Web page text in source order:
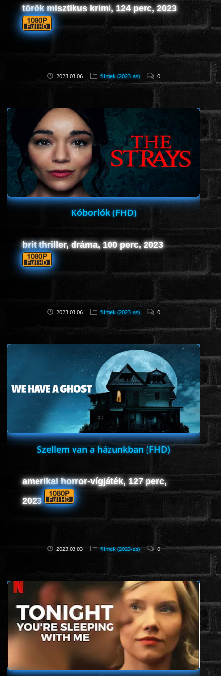
FANTASY
DRÁMA
ROMANTIKUS
HÁBORÚS
KATASZTRÓFA
CSALÁDI
WESTERN
DOKUMENTUMFILMEK
ÉLŐ ADÁSOK (LIVE)
SOROZAT
KARÁCSONYI FILMEK
PC-GAME
www.onlinefilmvilag2.eu,Copyright © 2017-2026 Az oldal nem tárol
semmilyen jogsértő tartalmat. Minden adat külső forrásból származik |
Frissítve: 2026.07.27| Fel ↑
török misztikus krimi, 124 perc, 2023
2023.03.06 filmek (2023-as) 0
Kóborlók (FHD)
brit thriller, dráma, 100 perc, 2023
2023.03.06 filmek (2023-as) 0
Szellem van a házunkban (FHD)
amerikai horror-vígjáték, 127 perc,
2023
2023.03.03 filmek (2023-as) 0